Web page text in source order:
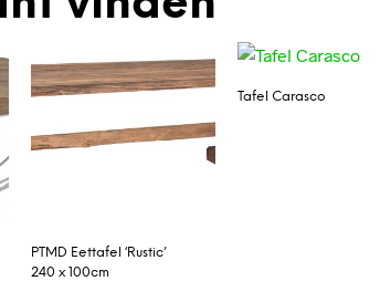
PTMD Eettafel ‘Rustic’
240 x 100cm
Tafel Carasco